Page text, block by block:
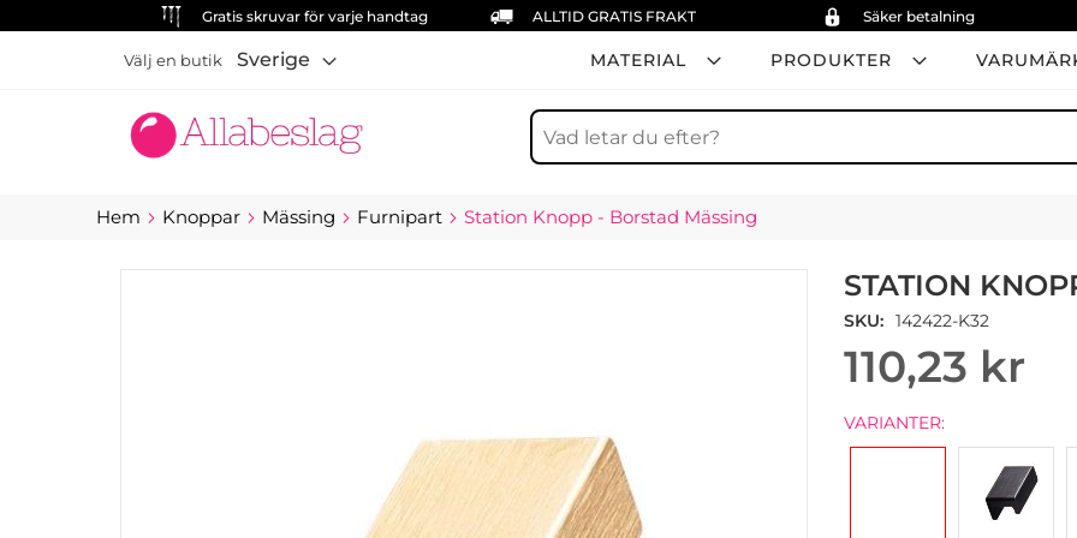
Gratis skruvar för varje handtag ALLTID GRATIS FRAKT Säker betalning
MATERIAL PRODUKTER
Välj en butik Sverige
Sök
Hem Knoppar Mässing Furnipart Station Knopp - Borstad Mässing
STATION
SKU 142422-K32
110,23 kr
VARIANTER: